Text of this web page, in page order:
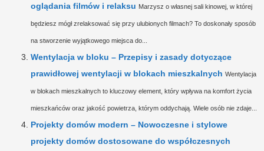
oglądania filmów i relaksu Marzysz o własnej sali kinowej, w której
będziesz mógł zrelaksować się przy ulubionych filmach? To doskonały sposób
na stworzenie wyjątkowego miejsca do...
Wentylacja w bloku – Przepisy i zasady dotyczące
prawidłowej wentylacji w blokach mieszkalnych Wentylacja
w blokach mieszkalnych to kluczowy element, który wpływa na komfort życia
mieszkańców oraz jakość powietrza, którym oddychają. Wiele osób nie zdaje...
Projekty domów modern – Nowoczesne i stylowe
projekty domów dostosowane do współczesnych